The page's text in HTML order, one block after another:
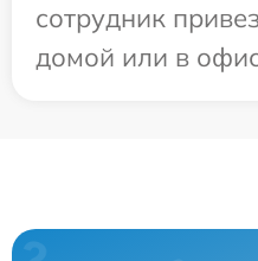
сотрудник
домой или в